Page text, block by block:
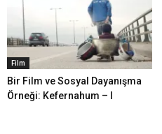
Film
Bir Film ve Sosyal Dayanışma
Örneği: Kefernahum – I